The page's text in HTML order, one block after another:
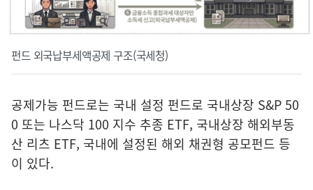
펀드 외국납부세액공제 구조(국세청)
공제가능 펀드로는 국내 설정 펀드로 국내상장 S&P 50
0 또는 나스닥 100 지수 추종 ETF, 국내상장 해외부동
산 리츠 ETF, 국내에 설정된 해외 채권형 공모펀드 등
이 있다.